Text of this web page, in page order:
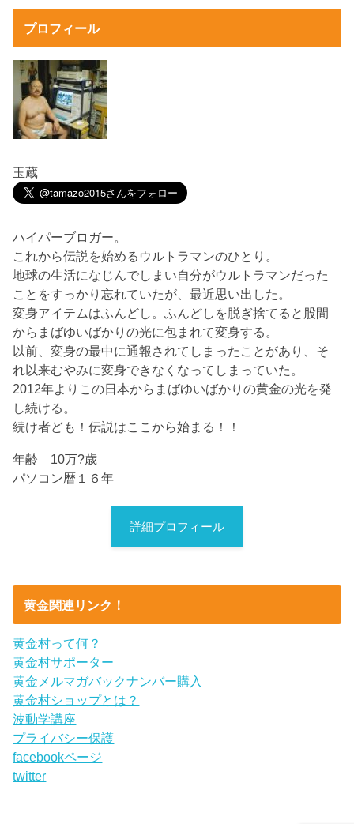
プロフィール
玉蔵
ハイパーブロガー。
これから伝説を始めるウルトラマンのひとり。
地球の生活になじんでしまい自分がウルトラマンだった
ことをすっかり忘れていたが、最近思い出した。
変身アイテムはふんどし。ふんどしを脱ぎ捨てると股間
からまばゆいばかりの光に包まれて変身する。
以前、変身の最中に通報されてしまったことがあり、そ
れ以来むやみに変身できなくなってしまっていた。
2012年よりこの日本からまばゆいばかりの黄金の光を発
し続ける。
続け者ども！伝説はここから始まる！！
年齢 10万?歳
パソコン暦１６年
詳細プロフィール
黄金関連リンク！
黄金村って何？
黄金村サポーター
黄金メルマガバックナンバー購入
黄金村ショップとは？
波動学講座
プライバシー保護
facebookページ
twitter